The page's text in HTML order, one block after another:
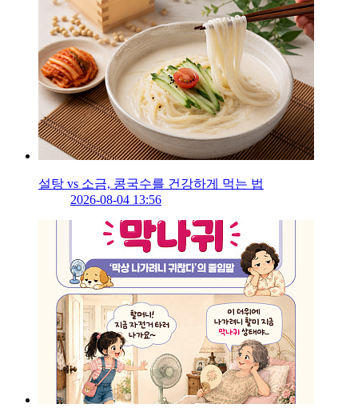
설탕 vs 소금, 콩국수를 건강하게 먹는 법
2026-08-04 13:56